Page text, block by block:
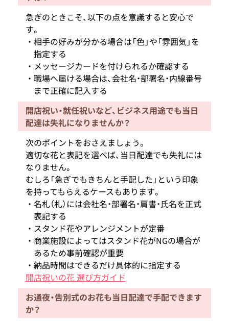
急ぎのときこそ、以下の点を意識すると安心で
す。
相手の好みが分かる場合は「色」や「雰囲気」を
指定する
メッセージカードを付けられるか確認する
職場へ届ける場合は、会社名・部署名・内線番号
まで正確に記入する
開店祝い・就任祝いなど、ビジネス用途でも当日
配達は失礼になりませんか？
次のポイントをおさえましょう。
適切な花と表記を選べば、当日配達でも失礼には
なりません。
むしろ「急ぎでもきちんと手配した」という印象
を持ってもらえるケースもあります。
名札（札）には会社名・部署名・肩書・氏名を正式
表記する
スタンド花やアレンジメントが定番
商業施設によってはスタンド花がNGの場合が
あるため事前確認が重要
納品時間はできるだけ具体的に指定する
開店祝いの花 選び方ガイド
お通夜・告別式のお花も当日配達で手配できます
か？